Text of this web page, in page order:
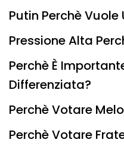
Putin Perchè Vuole
Pressione Alta
Perchè È
Differenziata?
Perchè Votare
Perchè Votare